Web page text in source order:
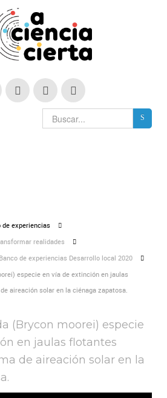
de experiencias
realidades
Banco de experiencias Desarrollo local 2020
especie en vía de extinción en jaulas
aireación solar en la ciénaga zapatosa.
(Brycon moorei) especie
en jaulas flotantes
de aireación solar en la